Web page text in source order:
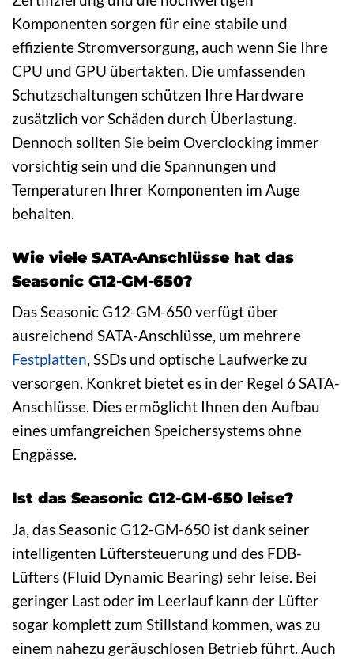
Komponenten sorgen für eine stabile und
effiziente Stromversorgung, auch wenn Sie Ihre
CPU und GPU übertakten. Die umfassenden
Schutzschaltungen schützen Ihre Hardware
zusätzlich vor Schäden durch Überlastung.
Dennoch sollten Sie beim Overclocking immer
vorsichtig sein und die Spannungen und
Temperaturen Ihrer Komponenten im Auge
behalten.
Wie viele SATA-Anschlüsse hat das
Seasonic G12-GM-650?
Das Seasonic G12-GM-650 verfügt über
ausreichend SATA-Anschlüsse, um mehrere
Festplatten, SSDs und optische Laufwerke zu
versorgen. Konkret bietet es in der Regel 6 SATA-
Anschlüsse. Dies ermöglicht Ihnen den Aufbau
eines umfangreichen Speichersystems ohne
Engpässe.
Ist das Seasonic G12-GM-650 leise?
Ja, das Seasonic G12-GM-650 ist dank seiner
intelligenten Lüftersteuerung und des FDB-
Lüfters (Fluid Dynamic Bearing) sehr leise. Bei
geringer Last oder im Leerlauf kann der Lüfter
sogar komplett zum Stillstand kommen, was zu
einem nahezu geräuschlosen Betrieb führt. Auch